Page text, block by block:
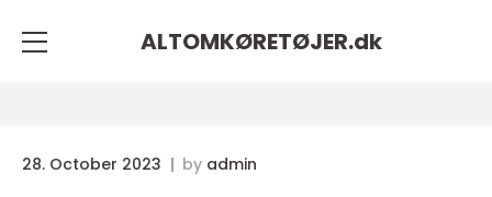
ALTOMKØRETØJER.dk
28. October 2023 by admin